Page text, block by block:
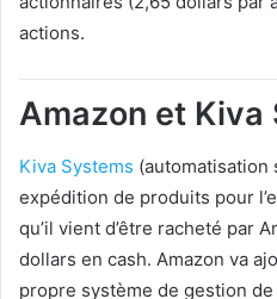
actions.
Amazon et Kiva
Kiva Systems (automatisation
expédition de produits pour
qu’il vient d’être racheté par
dollars en cash. Amazon va
propre système de gestion